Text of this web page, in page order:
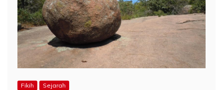
Fikih Sejarah